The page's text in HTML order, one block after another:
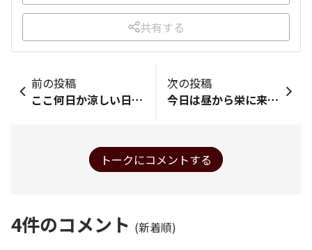
共有する
前の投稿
ここ何日か涼しい日が続きます。助かるね。
次の投稿
今日は昼から栄に来ました！😁あとから銀座ライオンLEOに寄る予定です！その前に中部電力MIRAITOWER(旧名古屋テレビ塔)をパシャリ！😃 今日は雲は少しありますが深夜から雨予報です！🥲最高気温は33〜34℃！ エビバおみくじは2日連続の金大吉‼️😆 嬉しい〜‼️明日も金大吉来ないかなぁ〜！🤭
トークにコメントする
4件のコメント (新着順)